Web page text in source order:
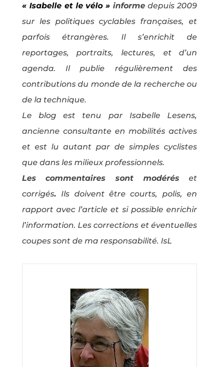
« Isabelle et le vélo » informe depuis 2009
sur les politiques cyclables françaises, et
parfois étrangères. Il s’enrichit de
reportages, portraits, lectures, et d’un
agenda. Il publie régulièrement des
contributions du monde de la recherche ou
de la technique.
Le blog est tenu par Isabelle Lesens,
ancienne consultante en mobilités actives
et est lu autant par de simples cyclistes
que dans les milieux professionnels.
Les commentaires sont modéréset
corrigés. Ils doivent être courts, polis, en
rapport avec l’article et si possible enrichir
l’information. Les corrections et éventuelles
coupes sont de ma responsabilité. IsL